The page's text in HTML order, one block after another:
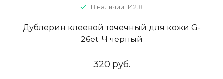
В наличии: 142.8
Дублерин клеевой точечный для кожи G-
26et-Ч черный
320 руб.